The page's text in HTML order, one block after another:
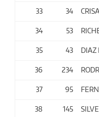
33 34
34 53
35 43 DIAZ
36 234
37 95
38 145